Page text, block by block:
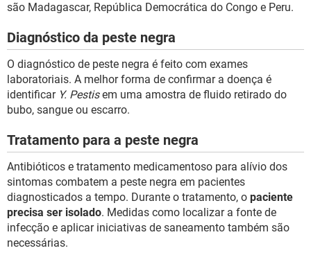
são Madagascar, República Democrática do Congo e Peru.
Diagnóstico da peste negra
O diagnóstico de peste negra é feito com exames
laboratoriais. A melhor forma de confirmar a doença é
identificar Y. Pestisem uma amostra de fluido retirado do
bubo, sangue ou escarro.
Tratamento para a peste negra
Antibióticos e tratamento medicamentoso para alívio dos
sintomas combatem a peste negra em pacientes
diagnosticados a tempo. Durante o tratamento, o paciente
precisa ser isolado. Medidas como localizar a fonte de
infecção e aplicar iniciativas de saneamento também são
necessárias.